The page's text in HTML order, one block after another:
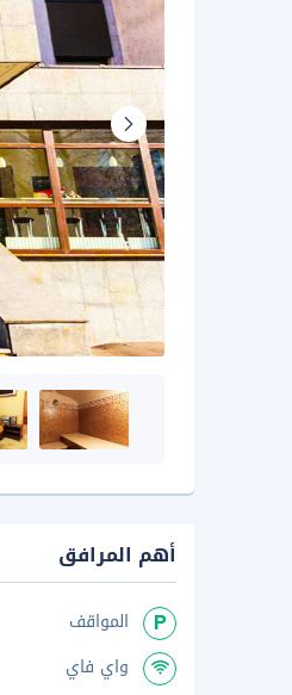
أهم المرافق
المواقف
واي فاي